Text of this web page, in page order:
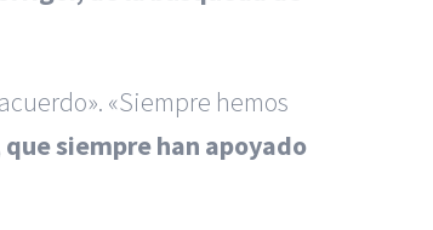
«Siempre hemos
que siempre han apoyado